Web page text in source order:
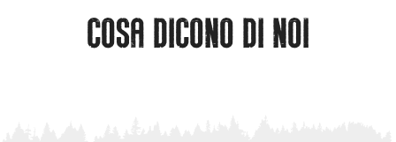
COSA DICONO DI NOI